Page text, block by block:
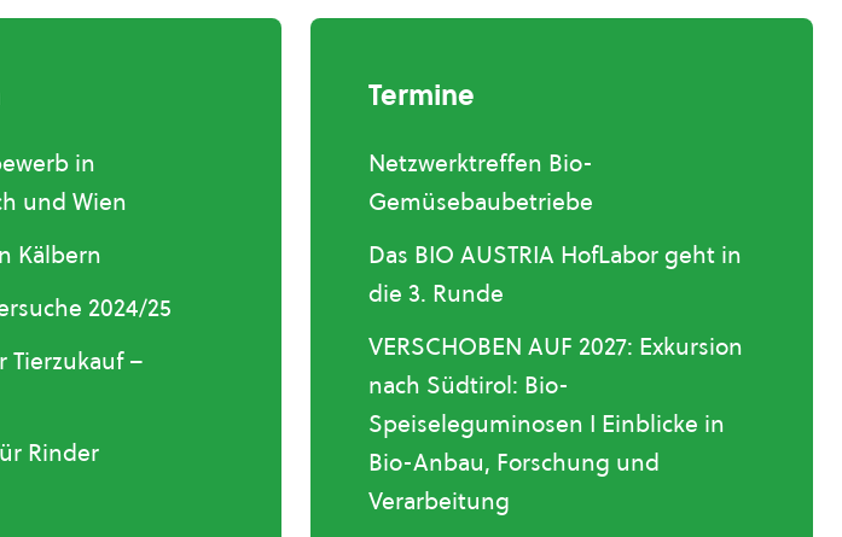
in
und Wien
Kälbern
2024/25
Tierzukauf –
Rinder
Termine
Netzwerktreffen Bio-
Gemüsebaubetriebe
Das BIO AUSTRIA HofLabor geht in
die 3. Runde
VERSCHOBEN AUF 2027: Exkursion
nach Südtirol: Bio-
Speiseleguminosen I Einblicke in
Bio-Anbau, Forschung und
Verarbeitung